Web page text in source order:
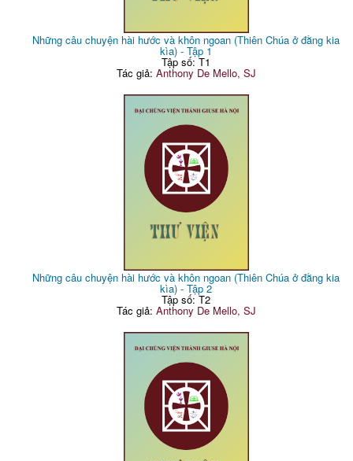
Những câu chuyện hài hước và khôn ngoan (Thiên Chúa ở đằng kia
kìa) - Tập 1
Tập số: T1
Tác giả: Anthony De Mello, SJ
Những câu chuyện hài hước và khôn ngoan (Thiên Chúa ở đằng kia
kìa) - Tập 2
Tập số: T2
Tác giả: Anthony De Mello, SJ